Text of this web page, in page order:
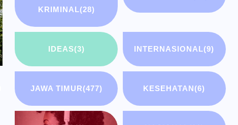
KRIMINAL(28)
IDEAS(3) INTERNASIONAL(9)
JAWA TIMUR(477) KESEHATAN(6)